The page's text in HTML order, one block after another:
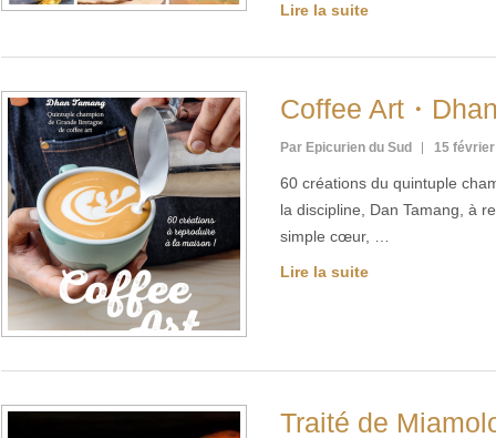
Lire la suite
Coffee Art・
Par Epicurien du Sud 15
60 créations du quintuple
la discipline, Dan Tamang, à
simple cœur, …
Lire la suite
Traité de